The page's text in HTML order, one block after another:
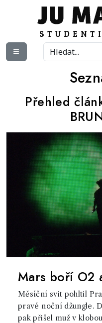
Přehled
Mars boří O2
Měsíční svit pohltil
pravé noční džungle.
pak přišel muž v